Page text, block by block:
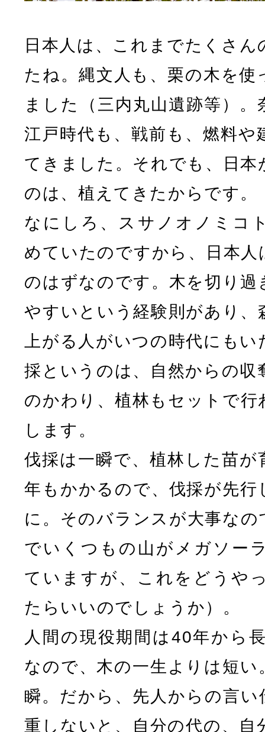
日本人は、これまでたくさ
たね。縄文人も、栗の木を
ました（三内丸山遺跡等）
江戸時代も、戦前も、燃料や
てきました。それでも、日
のは、植えてきたからです。
なにしろ、スサノオノミコ
めていたのですから、日本
のはずなのです。木を切り
やすいという経験則があり、
上がる人がいつの時代にもい
採というのは、自然からの収
のかわり、植林もセットで
します。
伐採は一瞬で、植林した苗
年もかかるので、伐採が先行
に。そのバランスが大事な
でいくつもの山がメガソー
ていますが、これをどうや
たらいいのでしょうか）。
人間の現役期間は40年から
なので、木の一生よりは短
瞬。だから、先人からの言
重しないと、自分の代の、自